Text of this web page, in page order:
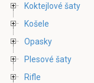
Koktejlové šaty
Košele
Opasky
Plesové šaty
Rifle